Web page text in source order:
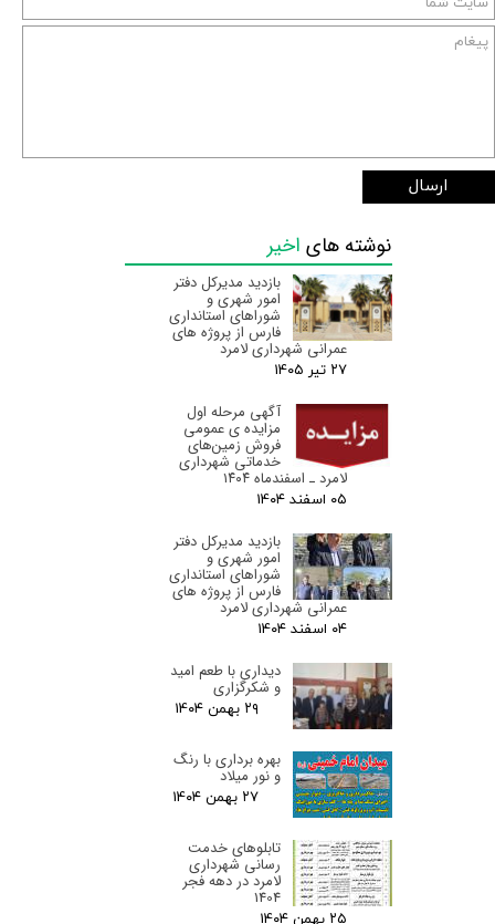
ارسال
نوشته های اخیر
بازدید مدیرکل دفتر
امور شهری و
شوراهای استانداری
فارس از پروژه های
عمرانی شهرداری لامرد
۲۷ تیر ۰۵
آگهی مرحله اول
مزایده ی عمومی
فروش زمین‌های
خدماتی شهرداری
لامرد ـ اسفندماه ۱۴۰۴
۰۵ اسفند ۰۴
بازدید مدیرکل دفتر
امور شهری و
شوراهای استانداری
فارس از پروژه های
عمرانی شهرداری لامرد
۰۴ اسفند ۰۴
دیداری با طعم امید
و شکرگزاری
۲۹ بهمن ۰۴
بهره برداری با رنگ
و نور میلاد
۲۷ بهمن ۰۴
تابلوهای خدمت
رسانی شهرداری
لامرد در دهه فجر
1404
۲۵ بهمن ۰۴